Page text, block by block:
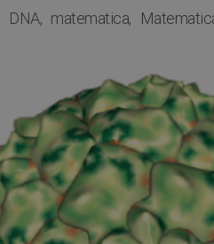
DNA matematica